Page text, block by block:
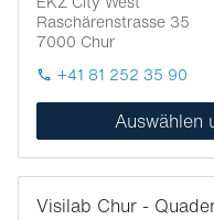
Raschärenstrasse 35
7000 Chur
+41 81 252 35 90
Auswählen
Visilab Chur -